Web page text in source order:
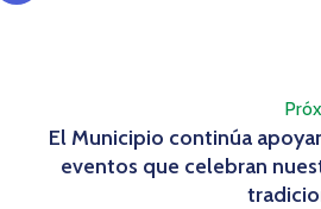
El Municipio continúa
eventos que celebran